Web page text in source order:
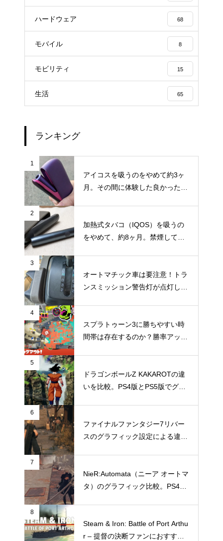
ハードウェア 68
モバイル 8
モビリティ 15
生活 65
ランキング
1
アイコスを吸うのをやめて約3ヶ
月。その間に体験した良かったこ
2
加熱式タバコ（IQOS）を吸うの
をやめて、約8ヶ月。禁煙してか
3
オートマチック車は要注意！トラ
ンスミッション警告灯が点灯して
4
スプラトゥーン3に勝ちやすい時
間帯は存在するのか？勝率アップ
5
ドラゴンボールZ KAKAROTの違
いを比較。PS4版とPS5版でグラ
6
ファイナルファンタジー7リバー
スのグラフィック設定による違い
7
NieR:Automata（ニーア オートマ
タ）のグラフィック比較。PS4と
8
Steam & Iron: Battle of Port Arthu
r – 提督の決断ファンにおすすめ